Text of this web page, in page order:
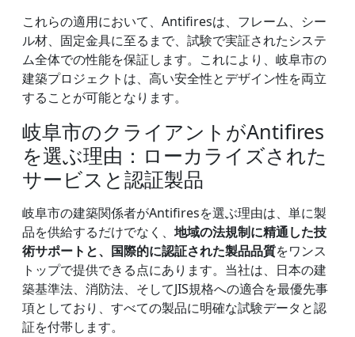
これらの適用において、Antifiresは、フレーム、シー
ル材、固定金具に至るまで、試験で実証されたシステ
ム全体での性能を保証します。これにより、岐阜市の
建築プロジェクトは、高い安全性とデザイン性を両立
することが可能となります。
岐阜市のクライアントがAntifires
を選ぶ理由：ローカライズされた
サービスと認証製品
岐阜市の建築関係者がAntifiresを選ぶ理由は、単に製
品を供給するだけでなく、 地域の法規制に精通した技
術サポートと、国際的に認証された製品品質をワンス
トップで提供できる点にあります。当社は、日本の建
築基準法、消防法、そしてJIS規格への適合を最優先事
項としており、すべての製品に明確な試験データと認
証を付帯します。